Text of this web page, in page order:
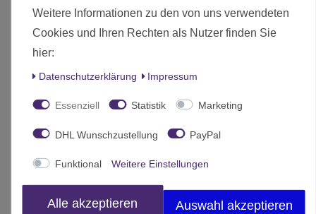
Prussian Uhlans 28mm
38,00 € *
Weitere Informationen zu den von uns verwendeten
Cookies und Ihren Rechten als Nutzer finden Sie
hier:
Daten­schutz­erklärung Impressum
Essenziell Statistik Marketing
DHL Wunschzustellung PayPal
Funktional Weitere Einstellungen
Alle akzeptieren Auswahl akzeptieren